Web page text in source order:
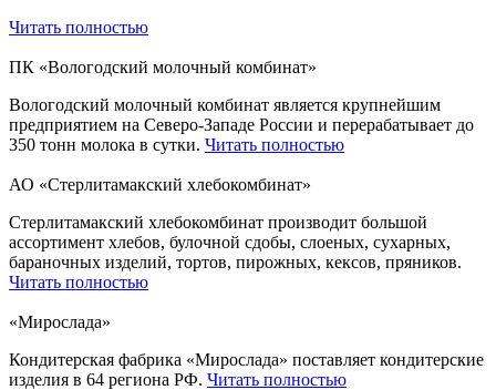
Читать полностью
ПК «Вологодский молочный комбинат»
Вологодский молочный комбинат является крупнейшим
предприятием на Северо-Западе России и перерабатывает до
350 тонн молока в сутки. Читать полностью
АО «Стерлитамакский хлебокомбинат»
Стерлитамакский хлебокомбинат производит большой
ассортимент хлебов, булочной сдобы, слоеных, сухарных,
бараночных изделий, тортов, пирожных, кексов, пряников.
Читать полностью
«Мирослада»
Кондитерская фабрика «Мирослада» поставляет кондитерские
изделия в 64 региона РФ. Читать полностью